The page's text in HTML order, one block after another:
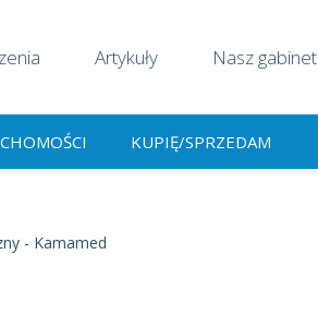
Artykuły Nasz gabinet
KUPIĘ/SPRZEDAM
- Kamamed